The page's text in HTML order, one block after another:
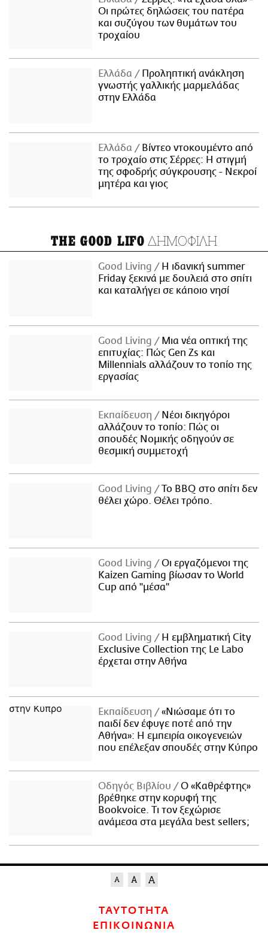
Οι πρώτες δηλώσεις του πατέρα
και συζύγου των θυμάτων του
τροχαίου
Ελλάδα
Προληπτική ανάκληση
γνωστής γαλλικής μαρμελάδας
στην Ελλάδα
Ελλάδα
Βίντεο ντοκουμέντο από
το τροχαίο στις Σέρρες: Η στιγμή
της σφοδρής σύγκρουσης - Νεκροί
μητέρα και γιος
THE GOOD LIFO ΔΗΜΟΦΙΛΗ
Good Living
Η ιδανική summer
Friday ξεκινά με δουλειά στο σπίτι
και καταλήγει σε κάποιο νησί
Good Living
Μια νέα οπτική της
επιτυχίας: Πώς Gen Zs και
Millennials αλλάζουν το τοπίο της
εργασίας
Εκπαίδευση
Νέοι δικηγόροι
αλλάζουν το τοπίο: Πώς οι
σπουδές Νομικής οδηγούν σε
θεσμική συμμετοχή
Good Living
Το BBQ στο σπίτι δεν
θέλει χώρο. Θέλει τρόπο.
Good Living
Οι εργαζόμενοι της
Kaizen Gaming βίωσαν το World
Cup από "μέσα"
Good Living
Η εμβληματική City
Exclusive Collection της Le Labo
έρχεται στην Αθήνα
Εκπαίδευση
«Νιώσαμε ότι το
παιδί δεν έφυγε ποτέ από την
Αθήνα»: Η εμπειρία οικογενειών
που επέλεξαν σπουδές στην Κύπρο
Οδηγός Βιβλίου
Ο «Καθρέφτης»
βρέθηκε στην κορυφή της
Bookvoice. Τι τον ξεχώρισε
ανάμεσα στα μεγάλα best sellers;
ΤΑΥΤΟΤΗΤΑ
ΕΠΙΚΟΙΝΩΝΙΑ